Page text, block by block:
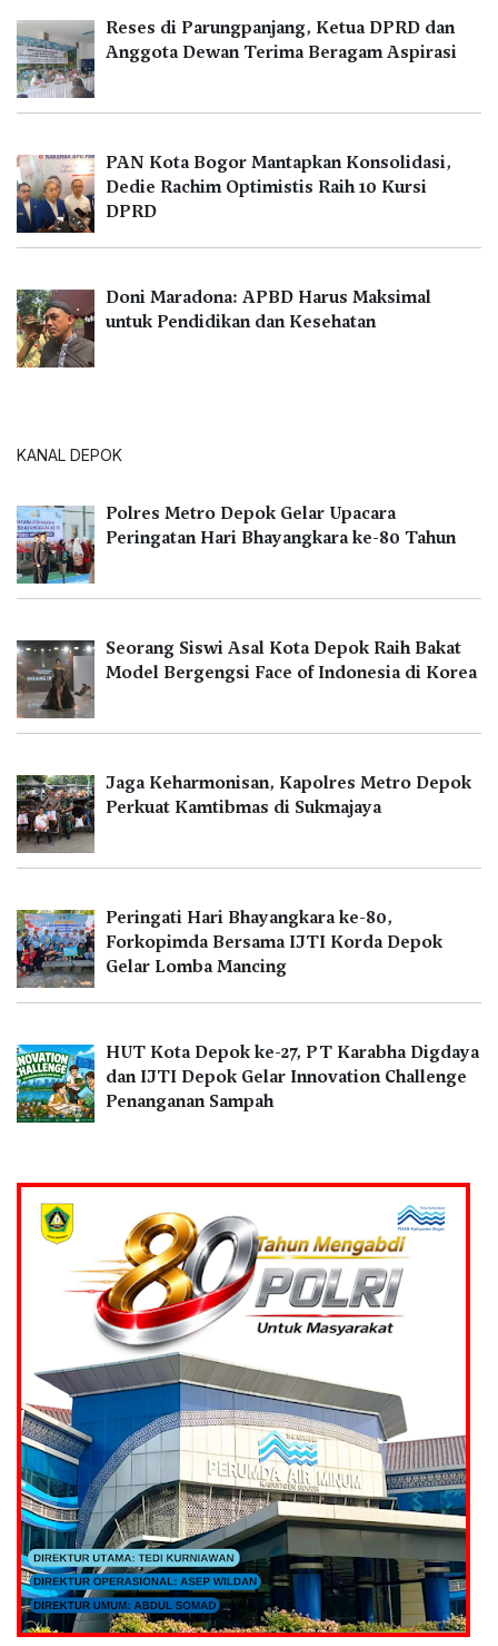
Reses di Parungpanjang, Ketua DPRD dan
Anggota Dewan Terima Beragam Aspirasi
PAN Kota Bogor Mantapkan Konsolidasi,
Dedie Rachim Optimistis Raih 10 Kursi
DPRD
Doni Maradona: APBD Harus Maksimal
untuk Pendidikan dan Kesehatan
KANAL DEPOK
Polres Metro Depok Gelar Upacara
Peringatan Hari Bhayangkara ke-80 Tahun
Seorang Siswi Asal Kota Depok Raih Bakat
Model Bergengsi Face of Indonesia di Korea
Jaga Keharmonisan, Kapolres Metro Depok
Perkuat Kamtibmas di Sukmajaya
Peringati Hari Bhayangkara ke-80,
Forkopimda Bersama IJTI Korda Depok
Gelar Lomba Mancing
HUT Kota Depok ke-27, PT Karabha Digdaya
dan IJTI Depok Gelar Innovation Challenge
Penanganan Sampah